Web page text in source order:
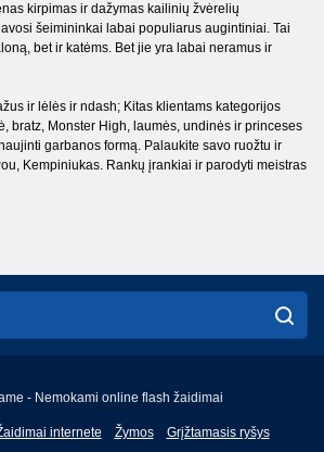
kirpimas ir dažymas kailinių žvėrelių
šeimininkai labai populiarus augintiniai. Tai
bet ir katėms. Bet jie yra labai neramus ir
ir lėlės ir ndash; Kitas klientams kategorijos
bratz, Monster High, laumės, undinės ir princeses
garbanos formą. Palaukite savo ruožtu ir
Kempiniukas. Rankų įrankiai ir parodyti meistras
- Nemokami online flash žaidimai
internete Žymos Grįžtamasis ryšys